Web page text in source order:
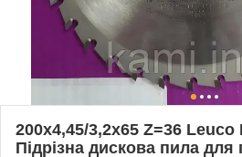
200x4,45/3,2x65 Z=36 Leuco
Підрізна дискова пила